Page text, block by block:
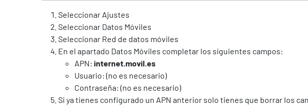
Seleccionar Ajustes
Seleccionar Datos Móviles
Seleccionar Red de datos móviles
En el apartado Datos Móviles completar los siguientes campos:
APN: internet.movil.es
Usuario: (no es necesario)
Contraseña: (no es necesario)
Si ya tienes configurado un APN anterior solo tienes que borrar los